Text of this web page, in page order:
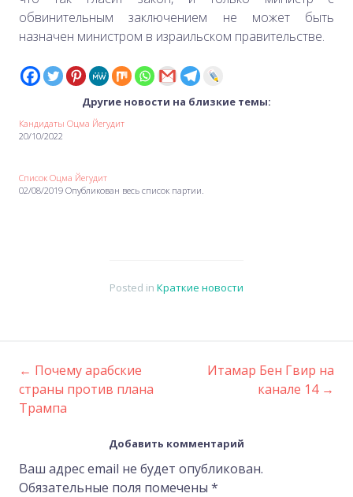
обвинительным заключением не может быть
назначен министром в израильском правительстве.
Другие новости на близкие темы:
Кандидаты Оцма Йегудит
20/10/2022
Список Оцма Йегудит
02/08/2019 Опубликован весь список партии.
Posted in Краткие новости
Post
navigation
← Почему арабские
страны против плана
Трампа
Итамар Бен Гвир на
канале 14 →
Добавить комментарий
Ваш адрес email не будет опубликован.
Обязательные поля помечены *